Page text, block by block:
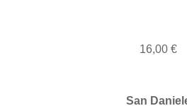
16,00 €
San